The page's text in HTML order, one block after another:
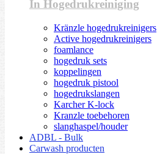
In Hogedrukreiniging
Kränzle hogedrukreinigers
Active hogedrukreinigers
foamlance
hogedruk sets
koppelingen
hogedruk pistool
hogedrukslangen
Karcher K-lock
Kranzle toebehoren
slanghaspel/houder
ADBL - Bulk
Carwash producten